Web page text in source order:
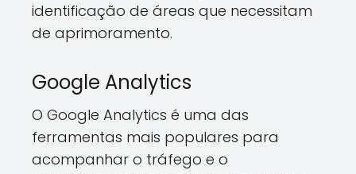
identificação de áreas que necessitam
de aprimoramento.
Google Analytics
O Google Analytics é uma das
ferramentas mais populares para
acompanhar o tráfego e o